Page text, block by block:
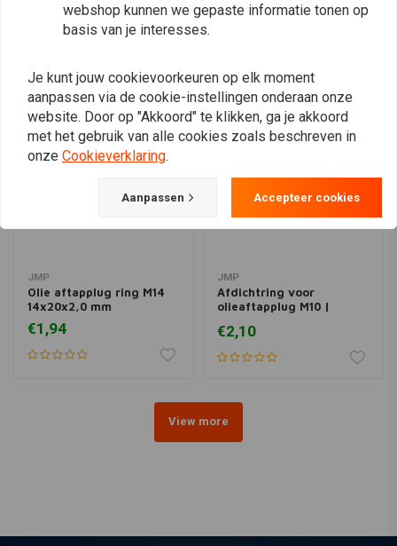
installatie altijd de juiste maat en specificaties voor uw motor.
Compleet assortiment oliefilters
Naast afdichtringen voor de olieaftapplug bieden we een compleet
assortiment oliefilters voor motorfietsen, scooters en andere motoren.
Ons assortiment omvat filters voor een breed scala aan merken en
modellen, waardoor u gemakkelijk alle benodigde onderdelen op één
Vergelijkbare producten
JMP
Olie aftapplug ring M14
14x20x2,0 mm
€1,94
JMP
Afdichtring voor
olieaftapplug M10 |
€2,10
View more
webshop kunnen we gepaste informatie tonen op
basis van je interesses.
Je kunt jouw cookievoorkeuren op elk moment
aanpassen via de cookie-instellingen onderaan onze
website. Door op "Akkoord" te klikken, ga je akkoord
met het gebruik van alle cookies zoals beschreven in
onze Cookieverklaring.
Aanpassen Accepteer cookies